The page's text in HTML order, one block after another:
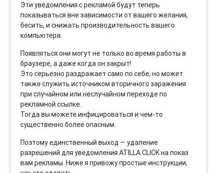
Эти уведомления с рекламой будут теперь
показываться вне зависимости от вашего желания,
бесить, и снижать производительность вашего
компьютера.
Появляться они могут не только во время работы в
браузере, а даже когда он закрыт!
Это серьезно раздражает само по себе, но может
также служить источником вторичного заражения
при случайном или неслучайном переходе по
рекламной ссылке.
Тогда вы можете инфицироваться и чем-то
существенно более опасным.
Поэтому единственный выход — удаление
разрешений для уведомления ATILLA.CLICK на показ
вам рекламы. Ниже я привожу простые инструкции,